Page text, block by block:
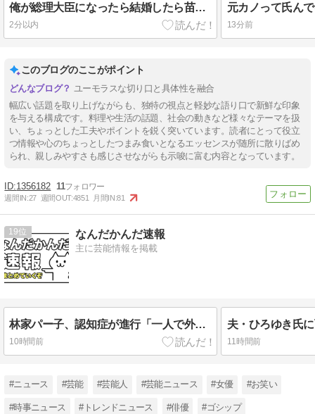
俺が総理大臣になったら結婚したら苗字を合体させるシステムにする
2分以内
元カノって氏ん
13分前
このブログのここがポイント
ユーモラスな切り口と具体性を融合
幅広い話題を取り上げながらも、独特の視点と軽妙な語り口で新鮮な印象
を与える構成です。料理や生活の話題、社会の動きなど様々なテーマを扱
い、ちょっとした工夫やポイントを鋭く突いています。読者にとって役立
つ情報や心のちょっとしたつまみ食いとなるエッセンスが随所に散りばめ
られ、親しみやすさも感じさせながらも示唆に富む内容となっています。
1356182 11
週間IN:27 週間OUT:4851 月間IN:81
19 なんだかんだ速報
主に芸能情報を掲載
林家パー子、認知症が進行「一人で外出られない」難聴で夫・ペーと「筆談」…自宅全焼から約1年
10時間前 11時間前
#ニュース #芸能 #芸能人 #芸能ニュース #女優 #お笑い
#時事ニュース #トレンドニュース #俳優 #ゴシップ